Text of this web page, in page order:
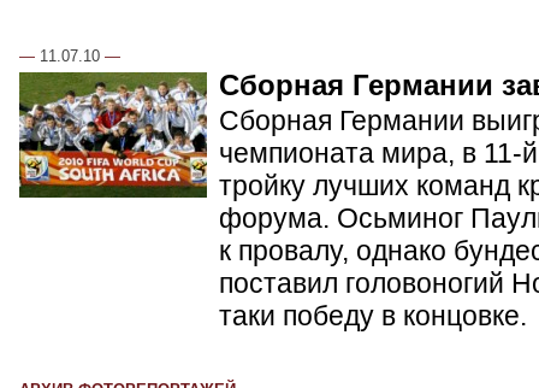
— 11.07.10 —
Сборная Германии
Сборная Германии
чемпионата мира, в 11-
тройку лучших команд
форума. Осьминог
к провалу, однако
поставил головоногий
таки победу в концовке.